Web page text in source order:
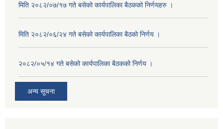
मिति २०८२/०७/१७ गते बसेको कार्यपालिका बैठकको निर्णयहरु ।
मिति २०८२/०६/२४ गते बसेको कार्यपालिका बैठको निर्णय ।
२०८२/०५/१४ गते बसेको कार्यपालिका बैठकको निर्णय ।
अन्य सूचना